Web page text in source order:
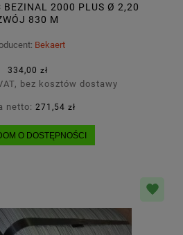
BEZINAL 2000 PLUS Ø 2,20
830 M
Bekaert
334,00 zł
bez kosztów dostawy
netto: 271,54 zł
O DOSTĘPNOŚCI